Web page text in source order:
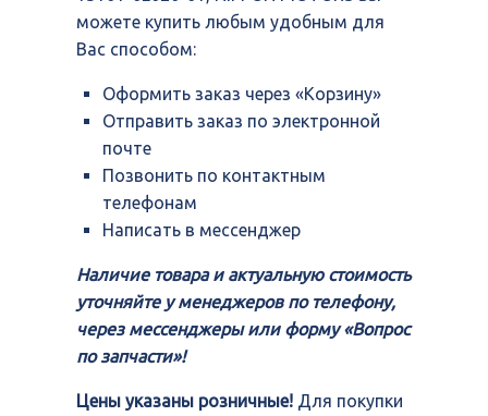
MOTORS
можете купить любым удобным для
Вас способом:
Оформить заказ через «Корзину»
Отправить заказ по электронной
почте
Позвонить по контактным
телефонам
Написать в мессенджер
Наличие товара и актуальную стоимость
уточняйте у менеджеров по телефону,
через мессенджеры или форму «Вопрос
по запчасти»!
Цены указаны розничные! Для покупки